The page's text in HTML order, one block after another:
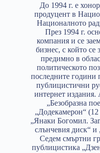
До 1994 г. е
продуцент в
Националното
През 1994 г.
компания и се
бизнес, с който се
предимно в
политическото
последните години
публицистични
интернет издания.
„Безобразна
„Додекамерон“
„Янаки Богомил.
слънчевия диск“
Седем смъртни
публицистика